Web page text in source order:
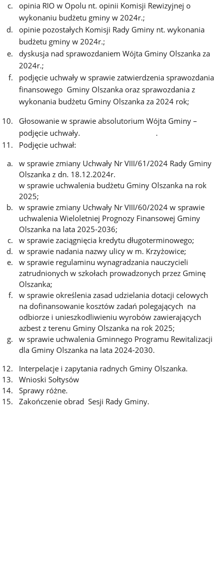
opinia RIO w Opolu nt. opinii Komisji Rewizyjnej o
wykonaniu budżetu gminy w 2024r.;
opinie pozostałych Komisji Rady Gminy nt. wykonania
budżetu gminy w 2024r.;
dyskusja nad sprawozdaniem Wójta Gminy Olszanka za
2024r.;
podjęcie uchwały w sprawie zatwierdzenia sprawozdania
finansowego Gminy Olszanka oraz sprawozdania z
wykonania budżetu Gminy Olszanka za 2024 rok;
Głosowanie w sprawie absolutorium Wójta Gminy –
podjęcie uchwały. .
Podjęcie uchwał:
w sprawie zmiany Uchwały Nr VIII/61/2024 Rady Gminy
Olszanka z dn. 18.12.2024r.
w sprawie uchwalenia budżetu Gminy Olszanka na rok
2025;
w sprawie zmiany Uchwały Nr VIII/60/2024 w sprawie
uchwalenia Wieloletniej Prognozy Finansowej Gminy
Olszanka na lata 2025-2036;
w sprawie zaciągnięcia kredytu długoterminowego;
w sprawie nadania nazwy ulicy w m. Krzyżowice;
w sprawie regulaminu wynagradzania nauczycieli
zatrudnionych w szkołach prowadzonych przez Gminę
Olszanka;
w sprawie określenia zasad udzielania dotacji celowych
na dofinansowanie kosztów zadań polegających na
odbiorze i unieszkodliwieniu wyrobów zawierających
azbest z terenu Gminy Olszanka na rok 2025;
w sprawie uchwalenia Gminnego Programu Rewitalizacji
dla Gminy Olszanka na lata 2024-2030.
Interpelacje i zapytania radnych Gminy Olszanka.
Wnioski Sołtysów
Sprawy różne.
Zakończenie obrad Sesji Rady Gminy.